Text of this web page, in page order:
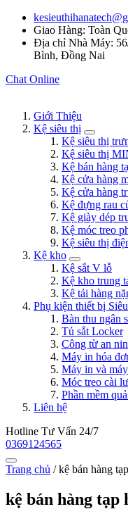
Giao Hàng: Toàn
Địa chỉ Nhà Máy:
Bình, Đồng Nai
Chat Online
Giới Thiệu
Kệ siêu thị
Kệ siêu thị
Kệ siêu thị
Kệ bán hàng
Kệ cửa hàng
Kệ cửa hàng
Kệ đựng rau
Kệ giày dép
Kệ móc treo
Kệ siêu thị
Kệ kho
Kệ sắt V lỗ
Kệ kho trung
Kệ tải hàng
Phụ kiện thiết bị
Bàn thu ngân
Tủ sắt Locker
Công từ an
Máy in hóa
Máy in và
Móc treo cài
Phần mềm
Liên hệ
Hotline Tư Vấn 24/7
0369124565
Trang chủ /kệ bán hàng
kệ bán hàng tạp